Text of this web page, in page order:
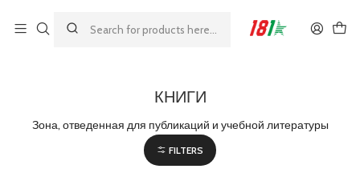
КНИГИ
Зона, отведенная для публикаций и учебной литературы
FILTERS